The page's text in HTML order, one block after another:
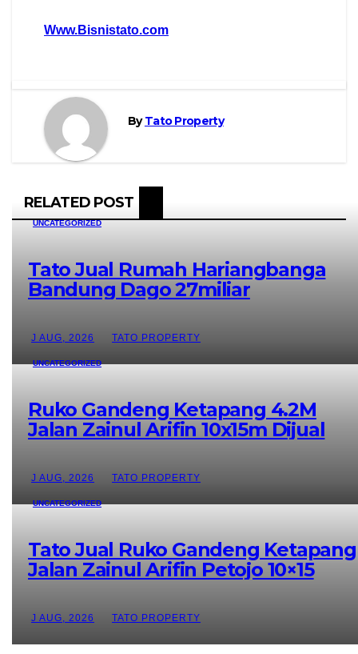
Www.Bisnistato.com
ByTato Property
RELATED POST
UNCATEGORIZED
Tato Jual Rumah Hariangbanga
Bandung Dago 27miliar
J AUG, 2026 TATO PROPERTY
UNCATEGORIZED
Ruko Gandeng Ketapang 4.2M
Jalan Zainul Arifin 10x15m Dijual
J AUG, 2026 TATO PROPERTY
UNCATEGORIZED
Tato Jual Ruko Gandeng Ketapang
Jalan Zainul Arifin Petojo 10×15
J AUG, 2026 TATO PROPERTY